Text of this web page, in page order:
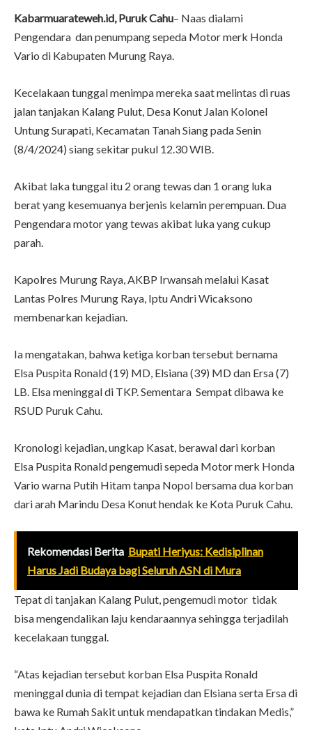
Kabarmuarateweh.id, Puruk Cahu– Naas dialami
Pengendara dan penumpang sepeda Motor merk Honda
Vario di Kabupaten Murung Raya.
Kecelakaan tunggal menimpa mereka saat melintas di ruas
jalan tanjakan Kalang Pulut, Desa Konut Jalan Kolonel
Untung Surapati, Kecamatan Tanah Siang pada Senin
(8/4/2024) siang sekitar pukul 12.30 WIB.
Akibat laka tunggal itu 2 orang tewas dan 1 orang luka
berat yang kesemuanya berjenis kelamin perempuan. Dua
Pengendara motor yang tewas akibat luka yang cukup
parah.
Kapolres Murung Raya, AKBP Irwansah melalui Kasat
Lantas Polres Murung Raya, Iptu Andri Wicaksono
membenarkan kejadian.
Ia mengatakan, bahwa ketiga korban tersebut bernama
Elsa Puspita Ronald (19) MD, Elsiana (39) MD dan Ersa (7)
LB. Elsa meninggal di TKP. Sementara Sempat dibawa ke
RSUD Puruk Cahu.
Kronologi kejadian, ungkap Kasat, berawal dari korban
Elsa Puspita Ronald pengemudi sepeda Motor merk Honda
Vario warna Putih Hitam tanpa Nopol bersama dua korban
dari arah Marindu Desa Konut hendak ke Kota Puruk Cahu.
Rekomendasi Berita Bupati Heriyus: Kedisiplinan
Harus Jadi Budaya bagi Seluruh ASN di Mura
Tepat di tanjakan Kalang Pulut, pengemudi motor tidak
bisa mengendalikan laju kendaraannya sehingga terjadilah
kecelakaan tunggal.
“Atas kejadian tersebut korban Elsa Puspita Ronald
meninggal dunia di tempat kejadian dan Elsiana serta Ersa di
bawa ke Rumah Sakit untuk mendapatkan tindakan Medis,”